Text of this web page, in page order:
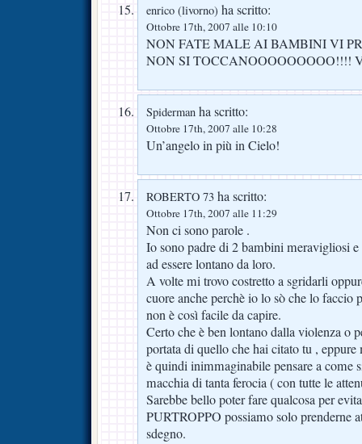
enrico (livorno) ha scritto:
Ottobre 17th, 2007 alle 10:10
NON FATE MALE AI BAMBINI VI
NON SI TOCCANOOOOOOOOO!!!!
Spiderman ha scritto:
Ottobre 17th, 2007 alle 10:28
Un’angelo in più in Cielo!
ROBERTO 73 ha scritto:
Ottobre 17th, 2007 alle 11:29
Non ci sono parole .
Io sono padre di 2 bambini meravigliosi
ad essere lontano da loro.
A volte mi trovo costretto a sgridarli
cuore anche perchè io lo sò che lo faccio
non è così facile da capire.
Certo che è ben lontano dalla violenza o
portata di quello che hai citato tu ,
è quindi inimmaginabile pensare a come
macchia di tanta ferocia ( con tutte le
Sarebbe bello poter fare qualcosa per
PURTROPPO possiamo solo prenderne
sdegno.